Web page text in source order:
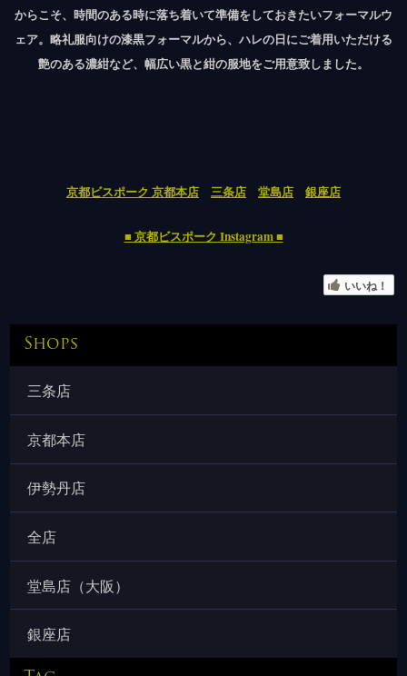
からこそ、時間のある時に落ち着いて準備をしておきたいフォーマルウ
ェア。略礼服向けの漆黒フォーマルから、ハレの日にご着用いただける
艶のある濃紺など、幅広い黒と紺の服地をご用意致しました。
京都ビスポーク 京都本店 三条店 堂島店 銀座店
■ 京都ビスポーク Instagram ■
いいね！
Shops
三条店
京都本店
伊勢丹店
全店
堂島店（大阪）
銀座店